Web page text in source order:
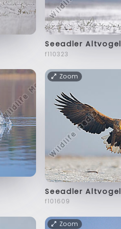
Seeadler Altvogel
f110323
Zoom
Seeadler Altvogel
f101609
Zoom